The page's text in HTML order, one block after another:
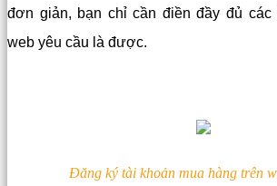
đơn giản, bạn chỉ cần điền đầy đủ các
web yêu cầu là được.
Đăng ký tài khoản mua hàng trên